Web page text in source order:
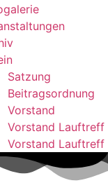
Satzung
Beitragsordnung
Vorstand
Vorstand Lauftreff
Vorstand Lauftreff